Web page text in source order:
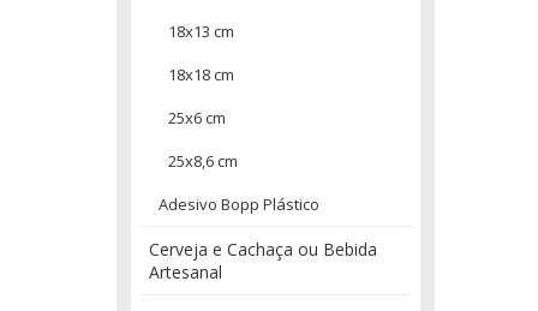
18x13 cm
18x18 cm
25x6 cm
25x8,6 cm
Adesivo Bopp Plástico
Cerveja e Cachaça ou Bebida
Artesanal